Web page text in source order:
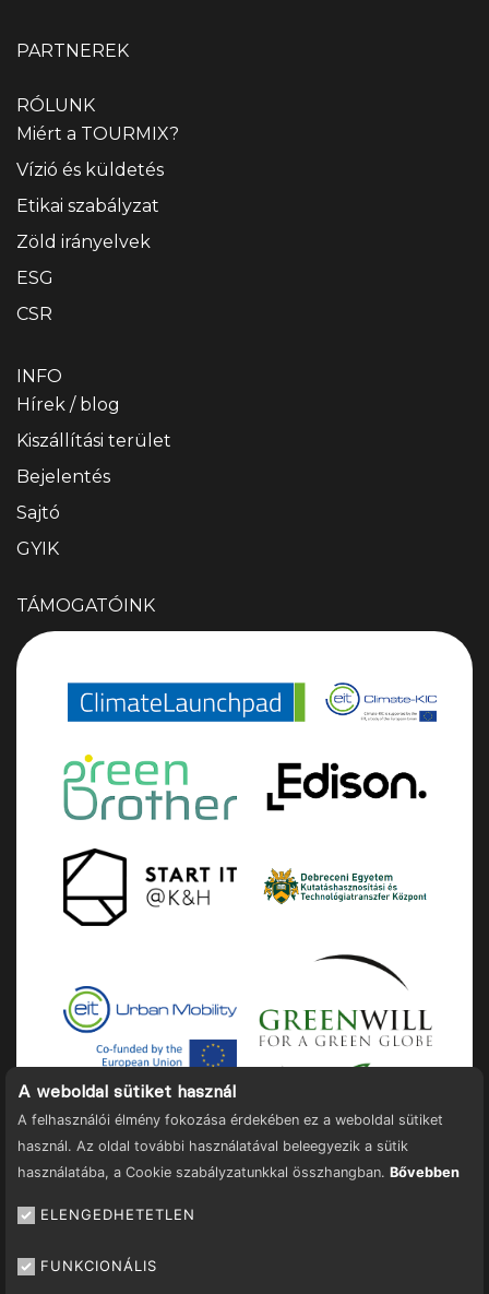
PARTNEREK
RÓLUNK
Miért a TOURMIX?
Vízió és küldetés
Etikai szabályzat
Zöld irányelvek
ESG
CSR
INFO
Hírek / blog
Kiszállítási terület
Bejelentés
Sajtó
GYIK
TÁMOGATÓINK
© 2025 TOURMIX™
A weboldal sütiket használ
A felhasználói élmény fokozása érdekében ez a weboldal sütiket
használ. Az oldal további használatával beleegyezik a sütik
használatába, a Cookie szabályzatunkkal összhangban. Bővebben
ELENGEDHETETLEN
FUNKCIONÁLIS